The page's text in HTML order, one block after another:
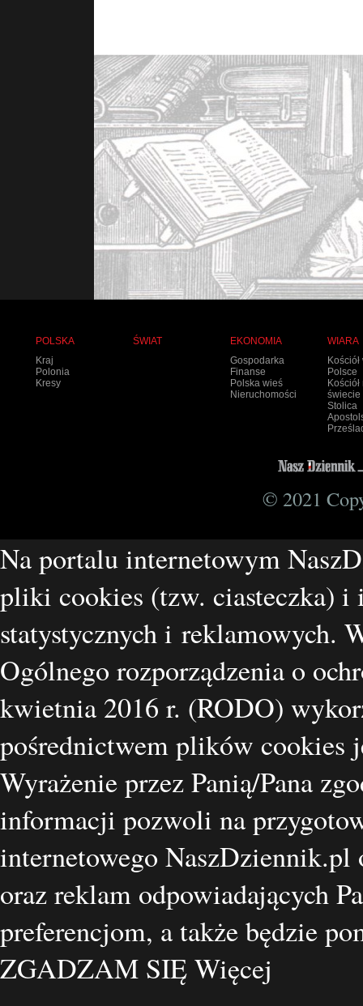
POLSKA
Kraj
Polonia
Kresy
ŚWIAT
EKONOMIA
Gospodarka
Finanse
Polska wieś
Nieruchomości
WIARA
Kościół
Polsce
Kościół
świecie
Stolica
© 2021
Na portalu internetowym
pliki cookies (tzw. ciasteczka)
statystycznych i reklamowych.
Ogólnego rozporządzenia o
kwietnia 2016 r. (RODO)
pośrednictwem plików cookies
Wyrażenie przez Panią/Pana
informacji pozwoli na
internetowego NaszDziennik.pl
oraz reklam odpowiadających
preferencjom, a także będzie
ZGADZAM SIĘWięcej